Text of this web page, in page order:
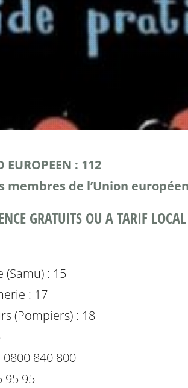
EUROPEEN : 112
membres de l’Union
GRATUITS OU A TARIF LOCAL
(Samu) : 15
: 17
(Pompiers) : 18
840 800
95 95